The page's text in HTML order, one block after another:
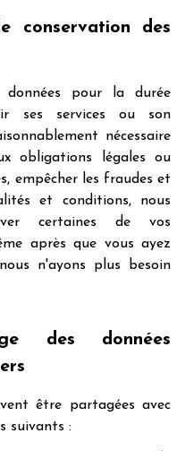
conservation des
données pour la durée
ses services ou son
nécessaire
obligations légales ou
empêcher les fraudes et
et conditions, nous
certaines de vos
après que vous ayez
n'ayons plus besoin
des données
être partagées avec
suivants :